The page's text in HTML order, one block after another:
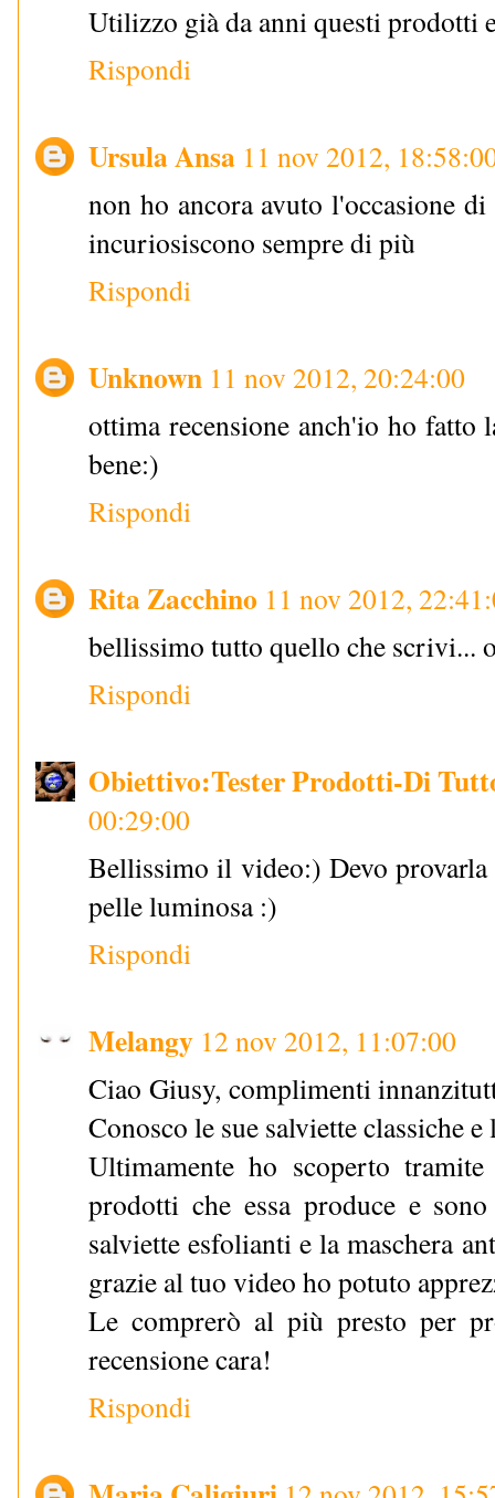
Utilizzo già da anni questi prodotti
Rispondi
Ursula Ansa 11 nov 2012,
non ho ancora avuto l'occasione
incuriosiscono sempre di più
Rispondi
Unknown 11 nov 2012, 20:24:00
ottima recensione anch'io ho fatto
bene:)
Rispondi
Rita Zacchino 11 nov 2012,
bellissimo tutto quello che scrivi...
Rispondi
Obiettivo:Tester Prodotti-Di
00:29:00
Bellissimo il video:) Devo provarla
pelle luminosa :)
Rispondi
Melangy 12 nov 2012, 11:07:00
Ciao Giusy, complimenti
Conosco le sue salviette classiche
Ultimamente ho scoperto
prodotti che essa produce e
salviette esfolianti e la maschera
grazie al tuo video ho potuto
Le comprerò al più presto per
recensione cara!
Rispondi